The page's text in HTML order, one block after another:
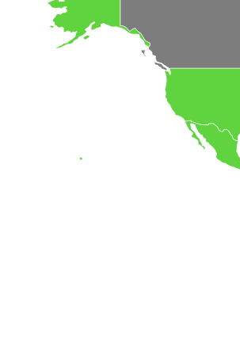
Socio Comercial Estratégico
Valores de CLES que vale la